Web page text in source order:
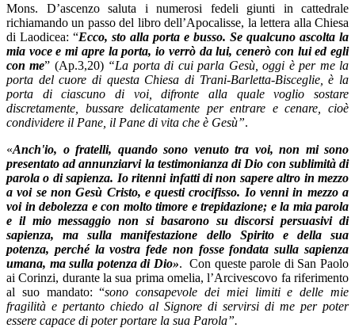
Mons. D’ascenzo saluta i numerosi fedeli giunti in cattedrale
richiamando un passo del libro dell’Apocalisse, la lettera alla Chiesa
di Laodicea: “Ecco, sto alla porta e busso. Se qualcuno ascolta la
mia voce e mi apre la porta, io verrò da lui, cenerò con lui ed egli
con me” (Ap.3,20) “La porta di cui parla Gesù, oggi è per me la
porta del cuore di questa Chiesa di Trani-Barletta-Bisceglie, è la
porta di ciascuno di voi, difronte alla quale voglio sostare
discretamente, bussare delicatamente per entrare e cenare, cioè
condividere il Pane, il Pane di vita che è Gesù”.
«Anch'io, o fratelli, quando sono venuto tra voi, non mi sono
presentato ad annunziarvi la testimonianza di Dio con sublimità di
parola o di sapienza. Io ritenni infatti di non sapere altro in mezzo
a voi se non Gesù Cristo, e questi crocifisso. Io venni in mezzo a
voi in debolezza e con molto timore e trepidazione; e la mia parola
e il mio messaggio non si basarono su discorsi persuasivi di
sapienza, ma sulla manifestazione dello Spirito e della sua
potenza, perché la vostra fede non fosse fondata sulla sapienza
umana, ma sulla potenza di Dio». Con queste parole di San Paolo
ai Corinzi, durante la sua prima omelia, l’Arcivescovo fa riferimento
al suo mandato: “sono consapevole dei miei limiti e delle mie
fragilità e pertanto chiedo al Signore di servirsi di me per poter
essere capace di poter portare la sua Parola”.